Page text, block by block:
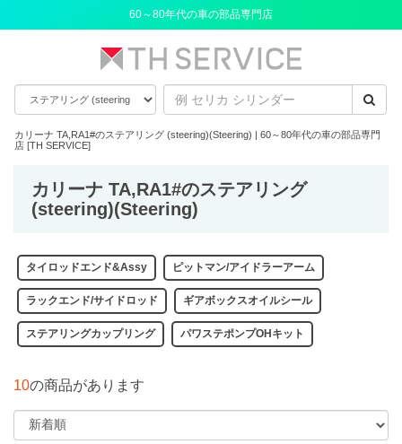
60～80年代の車の部品専門店
カリーナ TA,RA1#のステアリング (steering)(Steering) | 60～80年代の車の部品専門
店 [TH SERVICE]
カリーナ TA,RA1#のステアリング
(steering)(Steering)
タイロッドエンド&Assy ピットマン/アイドラーアーム
ラックエンド/サイドロッド ギアボックスオイルシール
ステアリングカップリング パワステポンプOHキット
10の商品があります